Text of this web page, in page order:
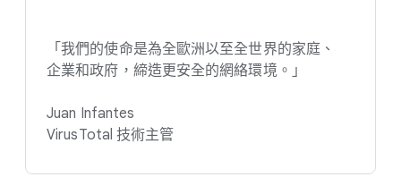
「我們​的​使命​是​為​全​歐洲​以​至​全​世界​的​家庭、​
企業​和​政府，​締造​更​安全​的​網絡​環境。​」
Juan Infantes
VirusTotal 技術​主管